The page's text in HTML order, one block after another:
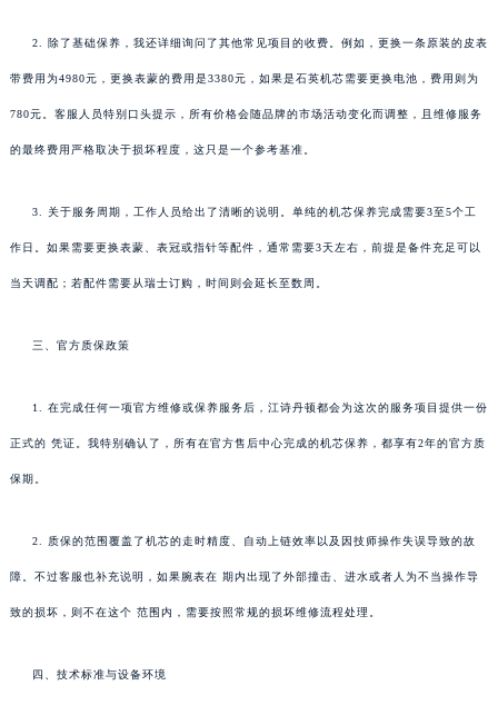
2. 除了基础保养，我还详细询问了其他常见项目的收费。例如，更换一条原装的皮表
带费用为4980元，更换表蒙的费用是3380元，如果是石英机芯需要更换电池，费用则为
780元。客服人员特别口头提示，所有价格会随品牌的市场活动变化而调整，且维修服务
的最终费用严格取决于损坏程度，这只是一个参考基准。
3. 关于服务周期，工作人员给出了清晰的说明。单纯的机芯保养完成需要3至5个工
作日。如果需要更换表蒙、表冠或指针等配件，通常需要3天左右，前提是备件充足可以
当天调配；若配件需要从瑞士订购，时间则会延长至数周。
三、官方质保政策
1. 在完成任何一项官方维修或保养服务后，江诗丹顿都会为这次的服务项目提供一份
正式的 凭证。我特别确认了，所有在官方售后中心完成的机芯保养，都享有2年的官方质
保期。
2. 质保的范围覆盖了机芯的走时精度、自动上链效率以及因技师操作失误导致的故
障。不过客服也补充说明，如果腕表在 期内出现了外部撞击、进水或者人为不当操作导
致的损坏，则不在这个 范围内，需要按照常规的损坏维修流程处理。
四、技术标准与设备环境